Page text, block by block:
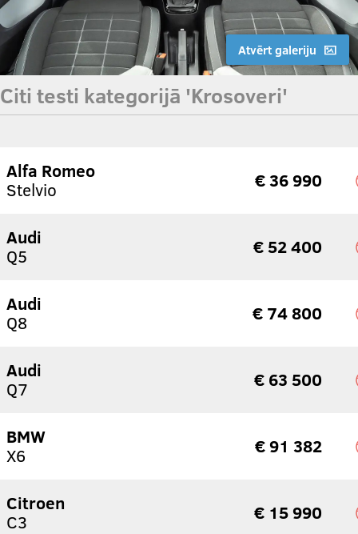
Atvērt galeriju
Citi testi kategorijā 'Krosoveri'
Alfa Romeo
Stelvio
€ 36 990
Audi
Q5
€ 52 400
Audi
Q8
€ 74 800
Audi
Q7
€ 63 500
BMW
X6
€ 91 382
Citroen
C3
€ 15 990